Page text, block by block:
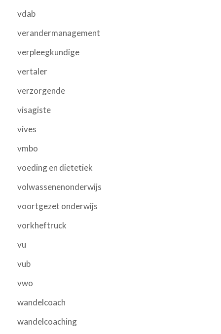
vdab
verandermanagement
verpleegkundige
vertaler
verzorgende
visagiste
vives
vmbo
voeding en dietetiek
volwassenenonderwijs
voortgezet onderwijs
vorkheftruck
vu
vub
vwo
wandelcoach
wandelcoaching